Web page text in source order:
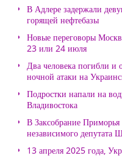
В Адлере задержали
горящей нефтебазы
Новые переговоры
23 или 24 июля
Два человека погибли и
ночной атаки на
Подростки напали на
Владивостока
В Заксобрание
независимого депутата
13 апреля 2025 года,